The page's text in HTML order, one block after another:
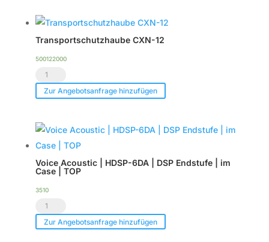
für
bis
zu
2
CXN-
Menge
Transportschutzhaube CXN-12
500122000
Transportschutzhaube
CXN-
Menge
Zur Angebotsanfrage hinzufügen
Voice Acoustic | HDSP-6DA | DSP Endstufe | im
Case | TOP
3510
Voice
Acoustic
Zur Angebotsanfrage hinzufügen